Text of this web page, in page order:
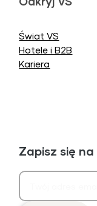
Świat VS
Hotele i B2B
Kariera
Zapisz się